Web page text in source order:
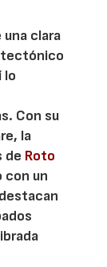
clara
lo
Con su
la
de Roto
con un